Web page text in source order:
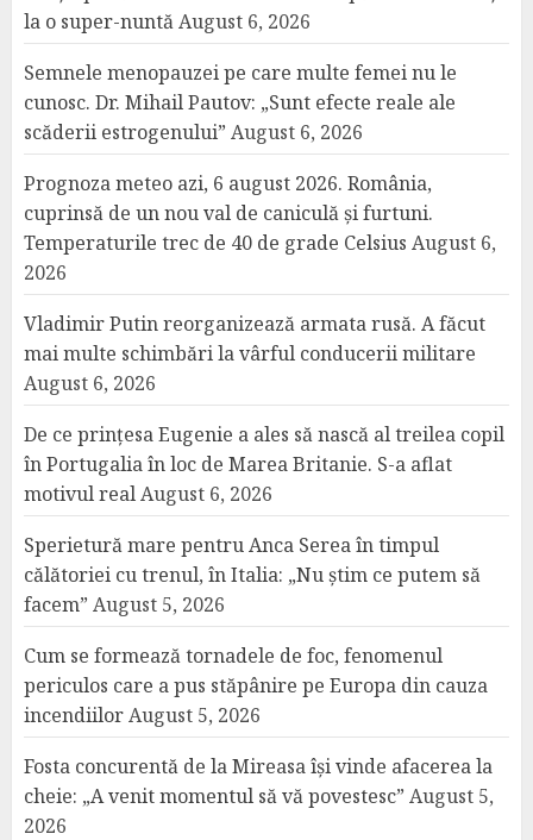
la o super-nuntăAugust 6, 2026
Semnele menopauzei pe care multe femei nu le
cunosc. Dr. Mihail Pautov: „Sunt efecte reale ale
scăderii estrogenului” August 6, 2026
Prognoza meteo azi, 6 august 2026. România,
cuprinsă de un nou val de caniculă și furtuni.
Temperaturile trec de 40 de grade Celsius August 6,
2026
Vladimir Putin reorganizează armata rusă. A făcut
mai multe schimbări la vârful conducerii militare
August 6, 2026
De ce prințesa Eugenie a ales să nască al treilea copil
în Portugalia în loc de Marea Britanie. S-a aflat
motivul realAugust 6, 2026
Sperietură mare pentru Anca Serea în timpul
călătoriei cu trenul, în Italia: „Nu știm ce putem să
facem” August 5, 2026
Cum se formează tornadele de foc, fenomenul
periculos care a pus stăpânire pe Europa din cauza
incendiilorAugust 5, 2026
Fosta concurentă de la Mireasa își vinde afacerea la
cheie: „A venit momentul să vă povestesc” August 5,
2026